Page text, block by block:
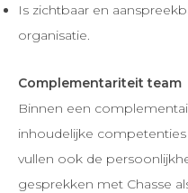
Is zichtbaar en
organisatie.
Complementariteit team
Binnen een
inhoudelijke
vullen ook de
gesprekken met Chasse